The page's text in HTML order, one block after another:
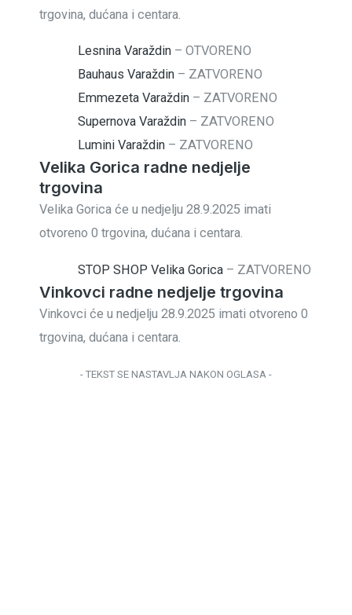
trgovina, dućana i centara.
Lesnina Varaždin –OTVORENO
Bauhaus Varaždin – ZATVORENO
Emmezeta Varaždin – ZATVORENO
Supernova Varaždin – ZATVORENO
Lumini Varaždin – ZATVORENO
Velika Gorica radne nedjelje
trgovina
Velika Gorica će u nedjelju 28.9.2025 imati
otvoreno 0 trgovina, dućana i centara.
STOP SHOP Velika Gorica – ZATVORENO
Vinkovci radne nedjelje trgovina
Vinkovci će u nedjelju 28.9.2025 imati otvoreno 0
trgovina, dućana i centara.
- TEKST SE NASTAVLJA NAKON OGLASA -